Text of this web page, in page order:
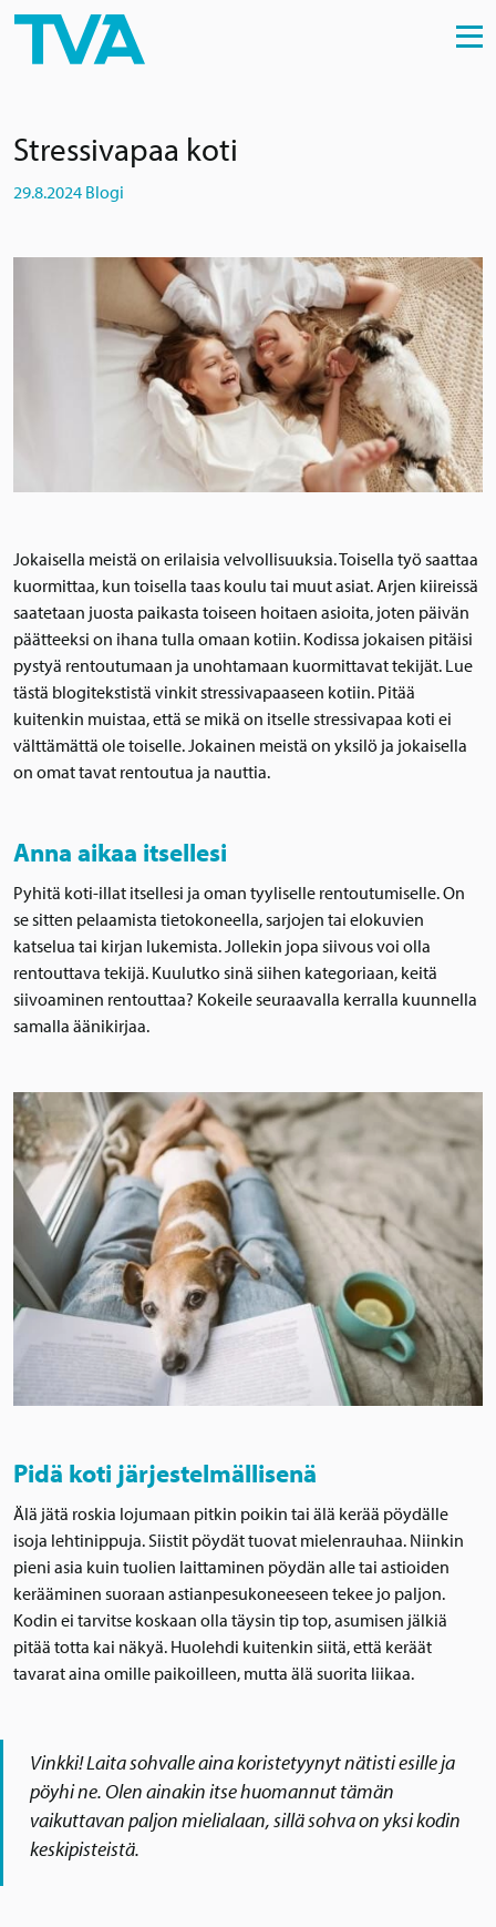
Skip to content
Stressivapaa koti
29.8.2024 Blogi
Jokaisella meistä on erilaisia velvollisuuksia. Toisella työ saattaa
kuormittaa, kun toisella taas koulu tai muut asiat. Arjen kiireissä
saatetaan juosta paikasta toiseen hoitaen asioita, joten päivän
päätteeksi on ihana tulla omaan kotiin. Kodissa jokaisen pitäisi
pystyä rentoutumaan ja unohtamaan kuormittavat tekijät. Lue
tästä blogitekstistä vinkit stressivapaaseen kotiin. Pitää
kuitenkin muistaa, että se mikä on itselle stressivapaa koti ei
välttämättä ole toiselle. Jokainen meistä on yksilö ja jokaisella
on omat tavat rentoutua ja nauttia.
Anna aikaa itsellesi
Pyhitä koti-illat itsellesi ja oman tyyliselle rentoutumiselle. On
se sitten pelaamista tietokoneella, sarjojen tai elokuvien
katselua tai kirjan lukemista. Jollekin jopa siivous voi olla
rentouttava tekijä. Kuulutko sinä siihen kategoriaan, keitä
siivoaminen rentouttaa? Kokeile seuraavalla kerralla kuunnella
samalla äänikirjaa.
Pidä koti järjestelmällisenä
Älä jätä roskia lojumaan pitkin poikin tai älä kerää pöydälle
isoja lehtinippuja. Siistit pöydät tuovat mielenrauhaa. Niinkin
pieni asia kuin tuolien laittaminen pöydän alle tai astioiden
kerääminen suoraan astianpesukoneeseen tekee jo paljon.
Kodin ei tarvitse koskaan olla täysin tip top, asumisen jälkiä
pitää totta kai näkyä. Huolehdi kuitenkin siitä, että keräät
tavarat aina omille paikoilleen, mutta älä suorita liikaa.
Vinkki! Laita sohvalle aina koristetyynyt nätisti esille ja
pöyhi ne. Olen ainakin itse huomannut tämän
vaikuttavan paljon mielialaan, sillä sohva on yksi kodin
keskipisteistä.